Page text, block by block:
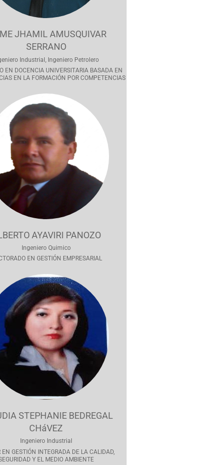
JHAMIL AMUSQUIVAR
SERRANO
Industrial, Ingeniero Petrolero
EN DOCENCIA UNIVERSITARIA BASADA EN
EN LA FORMACIÓN POR COMPETENCIAS
AYAVIRI PANOZO
Ingeniero Quimico
EN GESTIÓN EMPRESARIAL
STEPHANIE BEDREGAL
CHáVEZ
Ingeniero Industrial
EN GESTIÓN INTEGRADA DE LA CALIDAD,
Y EL MEDIO AMBIENTE